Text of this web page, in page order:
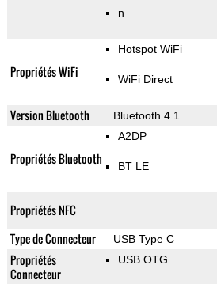
n
Propriétés WiFi
Hotspot WiFi
WiFi Direct
Version Bluetooth Bluetooth 4.1
Propriétés Bluetooth
A2DP
BT LE
Propriétés NFC
Type de Connecteur USB Type C
Propriétés
Connecteur
USB OTG